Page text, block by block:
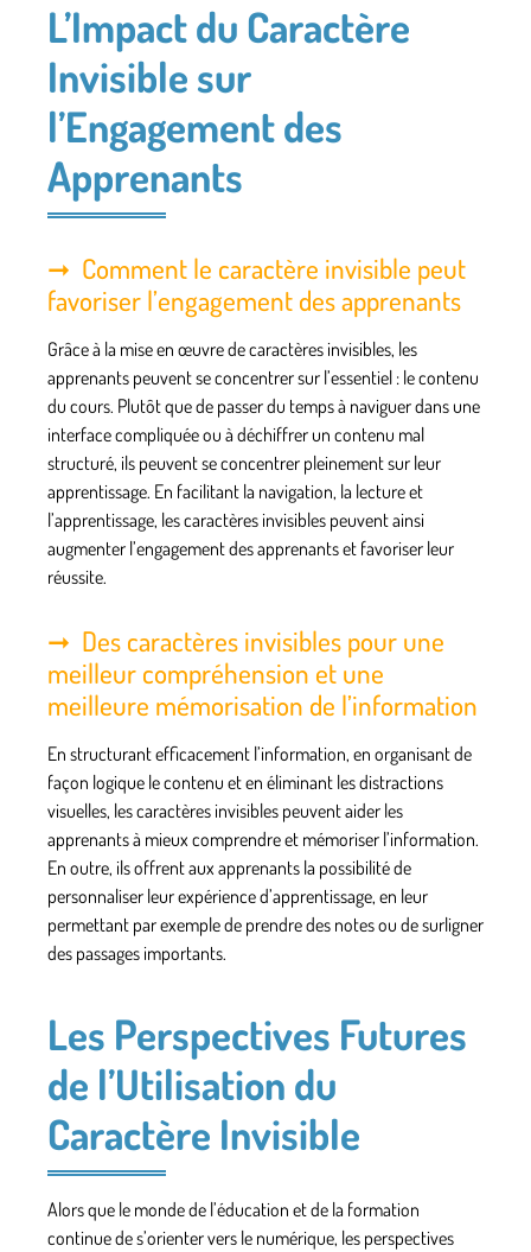
L’Impact du Caractère
Invisible sur
l’Engagement des
Apprenants
Comment le caractère invisible peut
favoriser l’engagement des apprenants
Grâce à la mise en œuvre de caractères invisibles, les
apprenants peuvent se concentrer sur l’essentiel : le contenu
du cours. Plutôt que de passer du temps à naviguer dans une
interface compliquée ou à déchiffrer un contenu mal
structuré, ils peuvent se concentrer pleinement sur leur
apprentissage. En facilitant la navigation, la lecture et
l’apprentissage, les caractères invisibles peuvent ainsi
augmenter l’engagement des apprenants et favoriser leur
réussite.
Des caractères invisibles pour une
meilleur compréhension et une
meilleure mémorisation de l’information
En structurant efficacement l’information, en organisant de
façon logique le contenu et en éliminant les distractions
visuelles, les caractères invisibles peuvent aider les
apprenants à mieux comprendre et mémoriser l’information.
En outre, ils offrent aux apprenants la possibilité de
personnaliser leur expérience d’apprentissage, en leur
permettant par exemple de prendre des notes ou de surligner
des passages importants.
Les Perspectives Futures
de l’Utilisation du
Caractère Invisible
Alors que le monde de l’éducation et de la formation
continue de s’orienter vers le numérique, les perspectives